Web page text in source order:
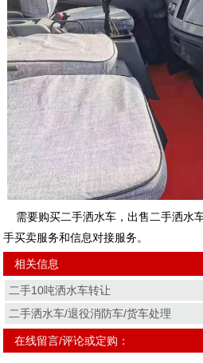
需要购买二手洒水车，出售二手洒水
手买卖服务和信息对接服务。
相关信息
二手10吨洒水车转让
二手洒水车/退役消防车/货车处理
在线留言/评论或定购：